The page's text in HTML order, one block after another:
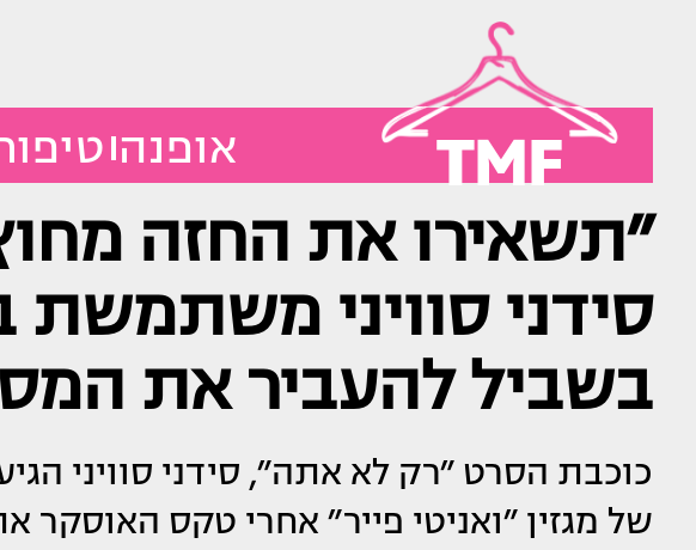
TMF אופנה
״תשאירו את החזה
סידני סוויני משתמשת
בשביל להעביר את
כוכבת הסרט ״רק לא אתה״, סידני סוויני
של מגזין ״ואניטי פייר״ אחרי טקס